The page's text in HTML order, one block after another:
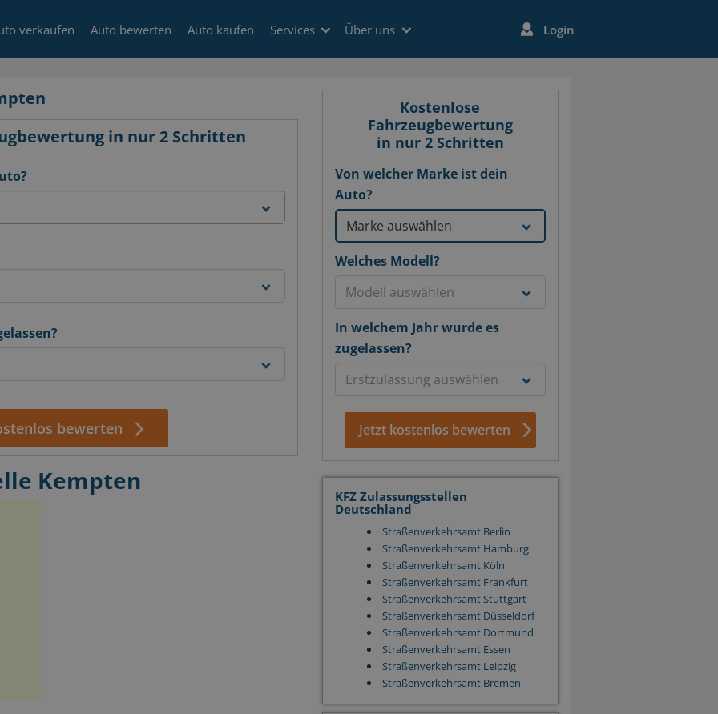
verkaufen Auto bewerten Auto kaufen Services Über uns Login
in nur 2 Schritten
bewerten
Kempten
Kostenlose
Fahrzeugbewertung
in nur 2 Schritten
Von welcher Marke ist dein
Auto?
Welches Modell?
In welchem Jahr wurde es
zugelassen?
Jetzt kostenlos bewerten
KFZ Zulassungsstellen
Deutschland
Straßenverkehrsamt Berlin
Straßenverkehrsamt Hamburg
Straßenverkehrsamt Köln
Straßenverkehrsamt Frankfurt
Straßenverkehrsamt Stuttgart
Straßenverkehrsamt Düsseldorf
Straßenverkehrsamt Dortmund
Straßenverkehrsamt Essen
Straßenverkehrsamt Leipzig
Straßenverkehrsamt Bremen